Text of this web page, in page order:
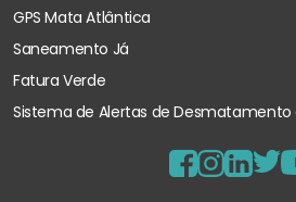
GPS Mata Atlântica
Saneamento Já
Fatura Verde
Sistema de Alertas de Desmatamento